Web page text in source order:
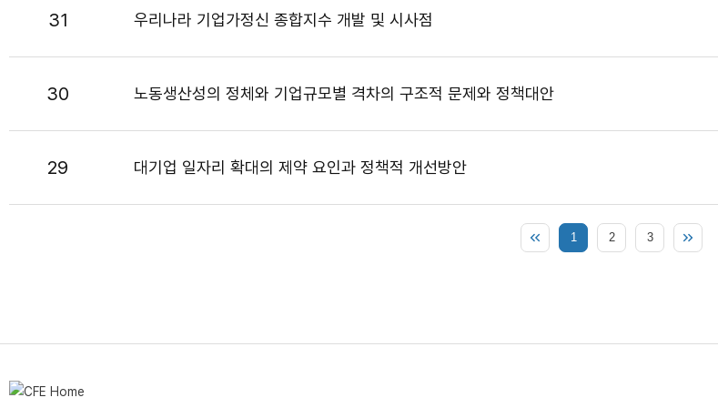
31 우리나라 기업가정신 종합지수 개발 및 시사점
30 노동생산성의 정체와 기업규모별 격차의 구조적 문제와 정책대안
29 대기업 일자리 확대의 제약 요인과 정책적 개선방안
1 2 3